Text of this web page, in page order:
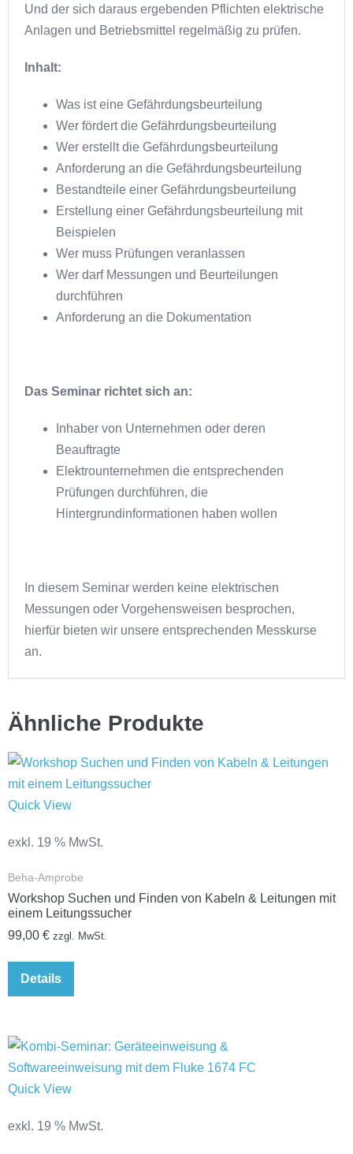
Und der sich daraus ergebenden Pflichten elektrische
Anlagen und Betriebsmittel regelmäßig zu prüfen.
Inhalt:
Was ist eine Gefährdungsbeurteilung
Wer fördert die Gefährdungsbeurteilung
Wer erstellt die Gefährdungsbeurteilung
Anforderung an die Gefährdungsbeurteilung
Bestandteile einer Gefährdungsbeurteilung
Erstellung einer Gefährdungsbeurteilung mit
Beispielen
Wer muss Prüfungen veranlassen
Wer darf Messungen und Beurteilungen
durchführen
Anforderung an die Dokumentation
Das Seminar richtet sich an:
Inhaber von Unternehmen oder deren
Beauftragte
Elektrounternehmen die entsprechenden
Prüfungen durchführen, die
Hintergrundinformationen haben wollen
In diesem Seminar werden keine elektrischen
Messungen oder Vorgehensweisen besprochen,
hierfür bieten wir unsere entsprechenden Messkurse
an.
Ähnliche Produkte
Quick View
exkl. 19 % MwSt.
Beha-Amprobe
Workshop Suchen und Finden von Kabeln & Leitungen mit
einem Leitungssucher
99,00 € zzgl. MwSt.
Details
Quick View
exkl. 19 % MwSt.